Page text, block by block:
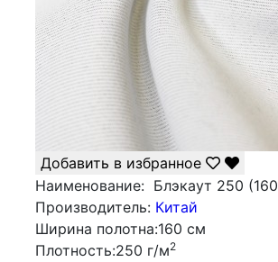
Добавить в избранное
Наименование: Блэкаут 250
Производитель: Китай
Ширина полотна:160 см
Плотность:250 г/м2